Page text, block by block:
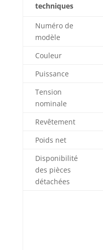
techniques
Numéro de
modèle
Couleur
Puissance
Tension
nominale
Revêtement
Poids net
Disponibilité
des pièces
détachées